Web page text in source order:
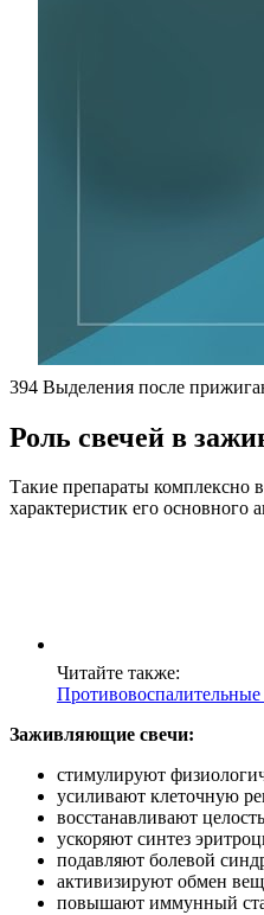
394 Выделения после
Роль свечей в
Такие препараты комплексно
характеристик его основного
Читайте также:
Заживляющие свечи:
стимулируют
усиливают клеточную
восстанавливают
ускоряют синтез
подавляют болевой
активизируют обмен
повышают иммунный